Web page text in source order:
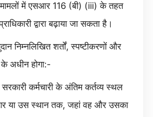
मामलों में एसआर 116 (बी) (iii) के तहत
द्वारा बढ़ाया जा सकता है।
निम्नलिखित शर्तों, स्पष्टीकरणों और
के अधीन होगा:-
कर्मचारी के अंतिम कर्तव्य स्थल
या उस स्थान तक, जहां वह और उसका